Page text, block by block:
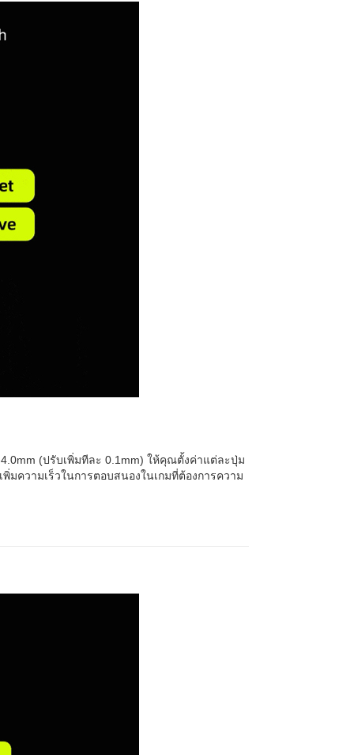
(ปรับเพิ่มทีละ 0.1mm) ให้คุณตั้งค่าแต่ละปุ่ม
ความเร็วในการตอบสนองในเกมที่ต้องการความ